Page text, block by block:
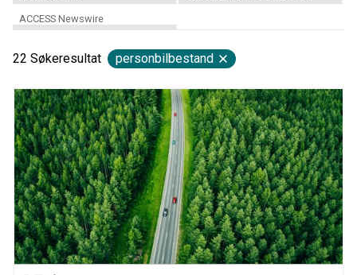
ACCESS Newswire
22 Søkeresultat personbilbestand